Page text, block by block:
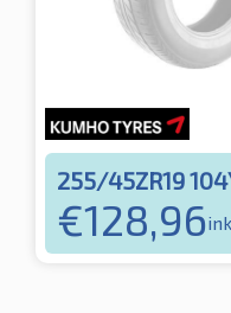
255/45ZR19
€128,96